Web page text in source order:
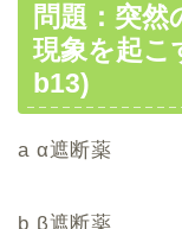
問題：突
現象を起こ
b13)
a α遮断薬
b β遮断薬